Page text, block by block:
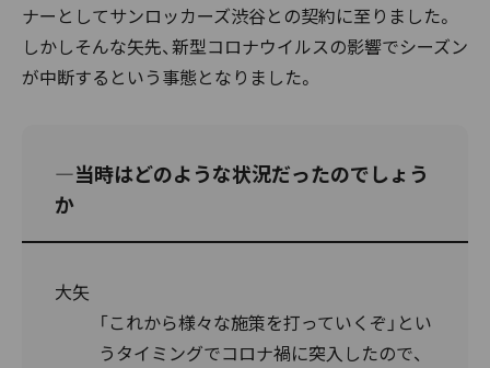
ナーとしてサンロッカーズ渋谷との契約に至りました。
しかしそんな矢先、新型コロナウイルスの影響でシーズン
が中断するという事態となりました。
―当時はどのような状況だったのでしょう
か
大矢
「これから様々な施策を打っていくぞ」とい
うタイミングでコロナ禍に突入したので、